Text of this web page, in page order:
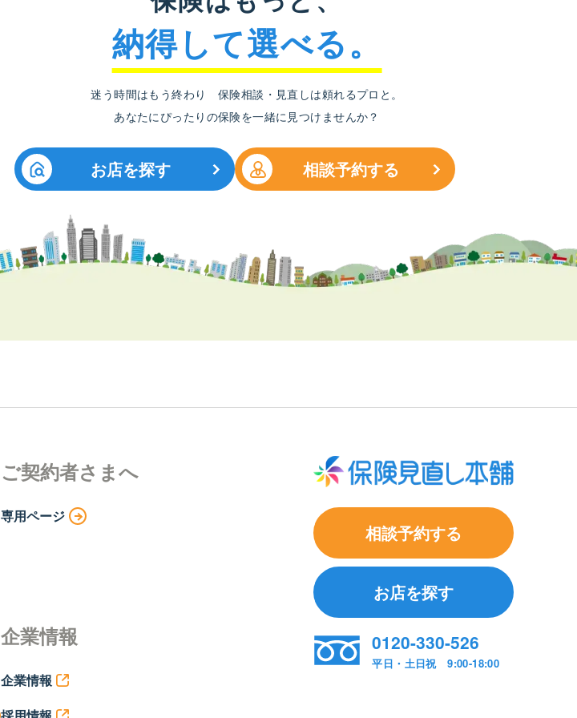
納得して選べる。
迷う時間はもう終わり 保険相談・見直しは頼れるプロと。
あなたにぴったりの保険を一緒に見つけませんか？
お店を探す 相談予約する
相談予約する
お店を探す
0120-330-526
平日・土日祝 9:00-18:00
ご契約者さまへ
専用ページ
企業情報
企業情報